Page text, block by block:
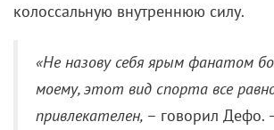
колоссальную внутреннюю силу.
«Не назову себя ярым фанатом
моему, этот вид спорта все
привлекателен, – говорил Дефо.